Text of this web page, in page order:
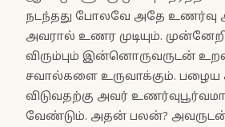
நடந்தது போலவே அதே உணர்வு
அவரால் உணர முடியும்.
விரும்பும் இன்னொருவருடன்
சவால்களை உருவாக்கும். பழைய
விடுவதற்கு அவர்
வேண்டும். அதன் பலன்?